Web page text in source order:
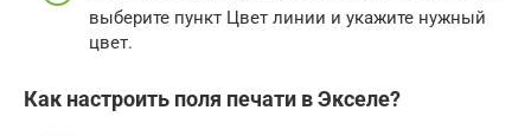
выберите пункт Цвет линии и укажите нужный
цвет.
Как настроить поля печати в Экселе?